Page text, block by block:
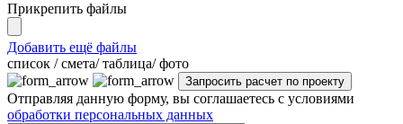
Прикрепить файлы
Добавить ещё файлы
cписок / смета/ таблица/ фото
Отправляя данную форму, вы соглашаетесь с условиями
обработки персональных данных